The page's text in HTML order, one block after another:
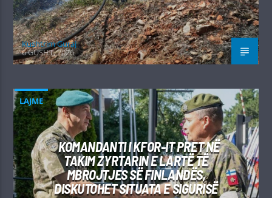
Kushtrim Guraj
6 GUSHT, 2026
LAJME
KOMANDANTI I KFOR-IT PRET NË
TAKIM ZYRTARIN E LARTË TË
MBROJTJES SË FINLANDËS,
DISKUTOHET SITUATA E SIGURISË